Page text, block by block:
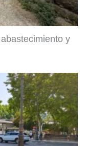
y